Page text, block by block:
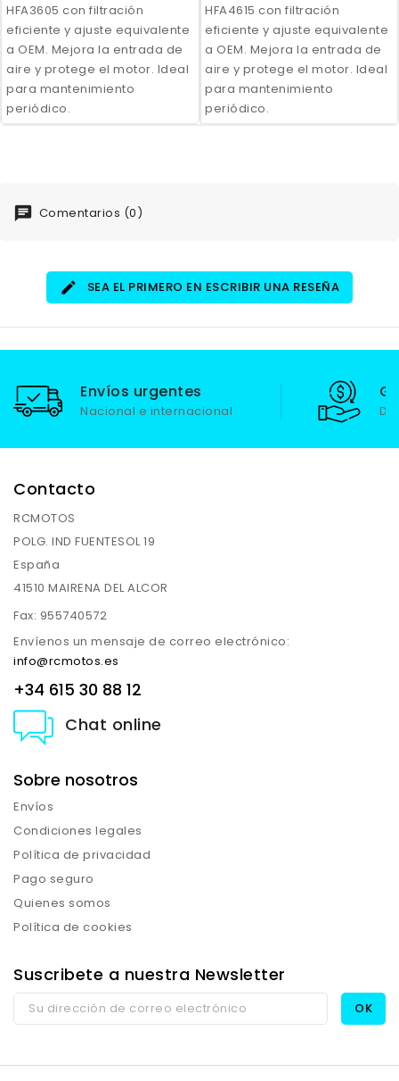
HFA3605 con filtración
eficiente y ajuste equivalente
a OEM. Mejora la entrada de
aire y protege el motor. Ideal
para mantenimiento
periódico.
HFA4615 con filtración
eficiente y ajuste equivalente
a OEM. Mejora la entrada de
aire y protege el motor. Ideal
para mantenimiento
periódico.
Comentarios (0)
SEA EL PRIMERO EN ESCRIBIR UNA RESEÑA
Envíos urgentes
Nacional e internacional
Contacto
RCMOTOS
POLG. IND FUENTESOL 19
España
41510 MAIRENA DEL ALCOR
Fax: 955740572
Envíenos un mensaje de correo electrónico:
info@rcmotos.es
+34 615 30 88 12
Chat online
Sobre nosotros
Envíos
Condiciones legales
Política de privacidad
Pago seguro
Quienes somos
Política de cookies
Suscribete a nuestra Newsletter